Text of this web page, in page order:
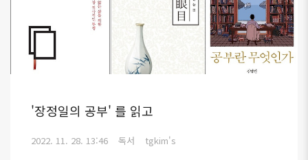
'장정일의 공부' 를 읽고
2022. 11. 28. 13:46 독서 tgkim's